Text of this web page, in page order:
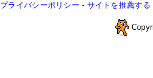
プライバシーポリシー - サイトを推薦する